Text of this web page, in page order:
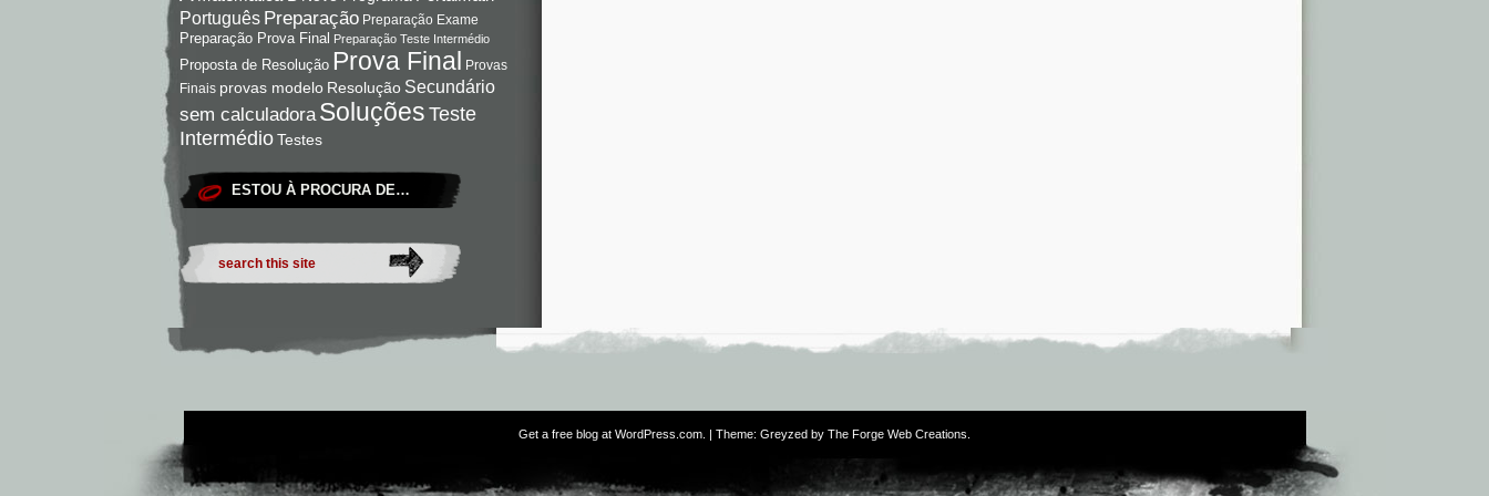
Português Preparação Preparação Exame
Preparação Prova Final Preparação Teste Intermédio
Proposta de Resolução Prova Final Provas
Finais provas modelo Resolução Secundário
sem calculadora Soluções Teste
IntermédioTestes
ESTOU À PROCURA DE…
Get a free blog at WordPress.com . | Theme: Greyzed by The Forge Web Creations